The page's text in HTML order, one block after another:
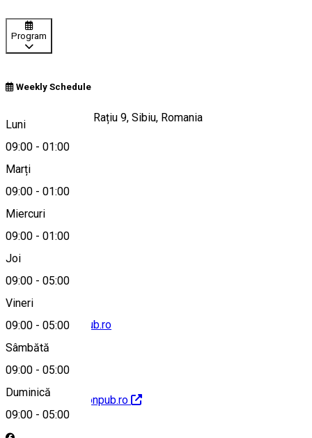
Program
Weekly Schedule
Luni
09:00 - 01:00
Marți
09:00 - 01:00
Miercuri
09:00 - 01:00
Joi
09:00 - 05:00
Vineri
09:00 - 05:00
Sâmbătă
09:00 - 05:00
Duminică
09:00 - 05:00
Strada Doctor Ion Rațiu 9, Sibiu, Romania
Hartă
contact@cottonpub.ro
https://www.cottonpub.ro